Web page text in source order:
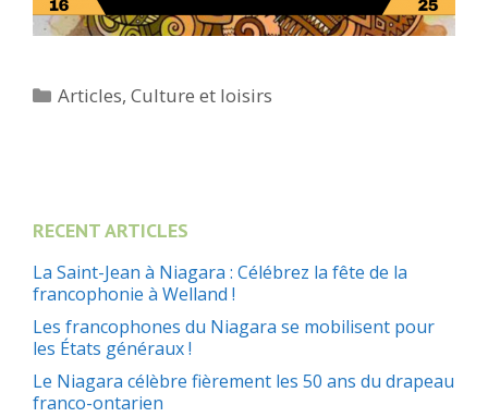
Catégories
Articles,Culture et loisirs
RECENT ARTICLES
La Saint-Jean à Niagara : Célébrez la fête de la
francophonie à Welland !
Les francophones du Niagara se mobilisent pour
les États généraux !
Le Niagara célèbre fièrement les 50 ans du drapeau
franco-ontarien